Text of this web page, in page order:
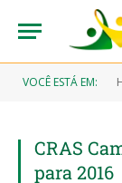
VOCÊ ESTÁ EM:
CRAS
para 2016